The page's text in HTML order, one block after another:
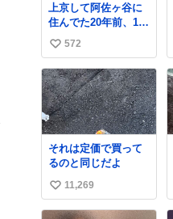
上京して阿佐ヶ谷に
住んでた20年前、19
歳の時から毎年参加
してるお祭りなので
とっても感慨深いで
す。うれしーーー！
作っていただいた方
本当にありがとう。
い
い
ね
数
572
それは定価で買って
るのと同じだよ
い
い
11,269